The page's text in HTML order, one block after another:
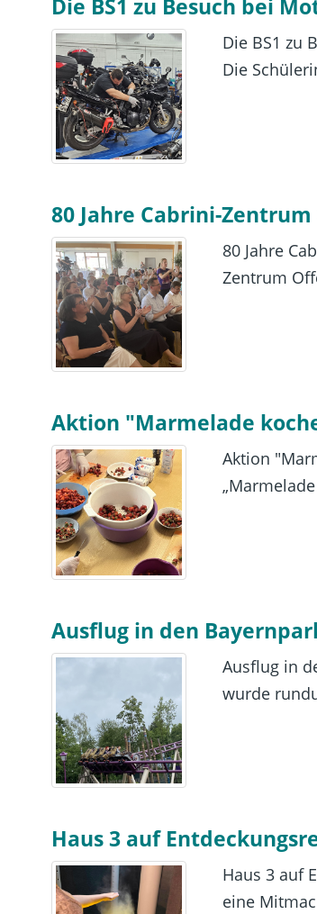
Die BS1 zu Besuch bei
Die BS1 zu
Die
80 Jahre Cabrini-
80 Jahre
Zentrum
Aktion "Marmelade
Aktion
Ausflug in den
Ausflug in
wurde
Haus 3 auf
Haus 3 auf
eine